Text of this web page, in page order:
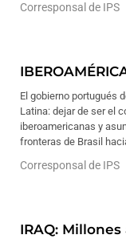
Corresponsal de IPS
El gobierno portugués
Latina: dejar de ser el
iberoamericanas y
fronteras de Brasil
Corresponsal de IPS
IRAQ: